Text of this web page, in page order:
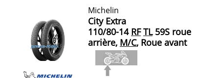
Michelin
City Extra
110/80-14 RF TL59S roue
arrière, M/C, Roue avant